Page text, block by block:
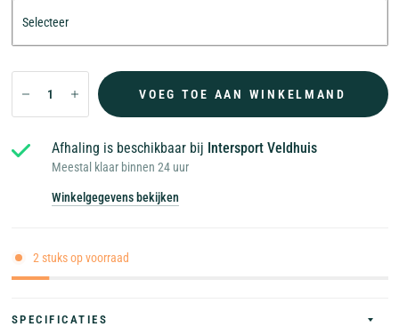
VOEG TOE AAN WINKELMAND
Afhaling is beschikbaar bij Intersport Veldhuis
Meestal klaar binnen 24 uur
Winkelgegevens bekijken
2 stuks op voorraad
SPECIFICATIES